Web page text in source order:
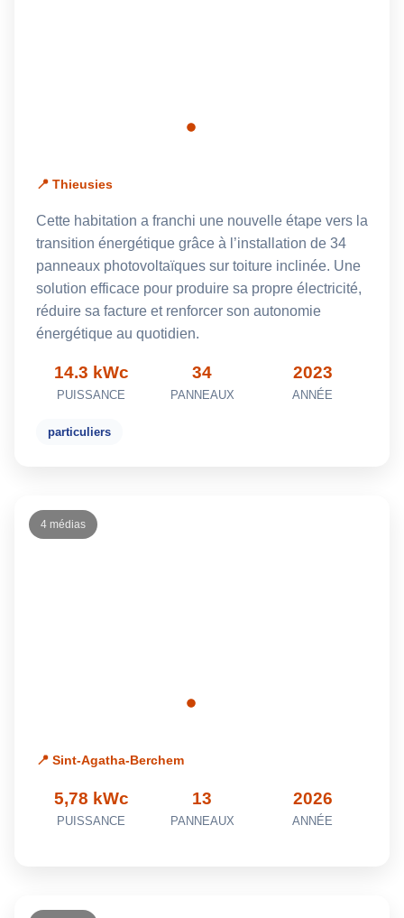
📍 Thieusies
Cette habitation a franchi une nouvelle étape vers la
transition énergétique grâce à l’installation de 34
panneaux photovoltaïques sur toiture inclinée. Une
solution efficace pour produire sa propre électricité,
réduire sa facture et renforcer son autonomie
énergétique au quotidien.
14.3 kWc
PUISSANCE
34
PANNEAUX
2023
ANNÉE
particuliers
4 médias
📍 Sint-Agatha-Berchem
5,78 kWc
PUISSANCE
13
PANNEAUX
2026
ANNÉE